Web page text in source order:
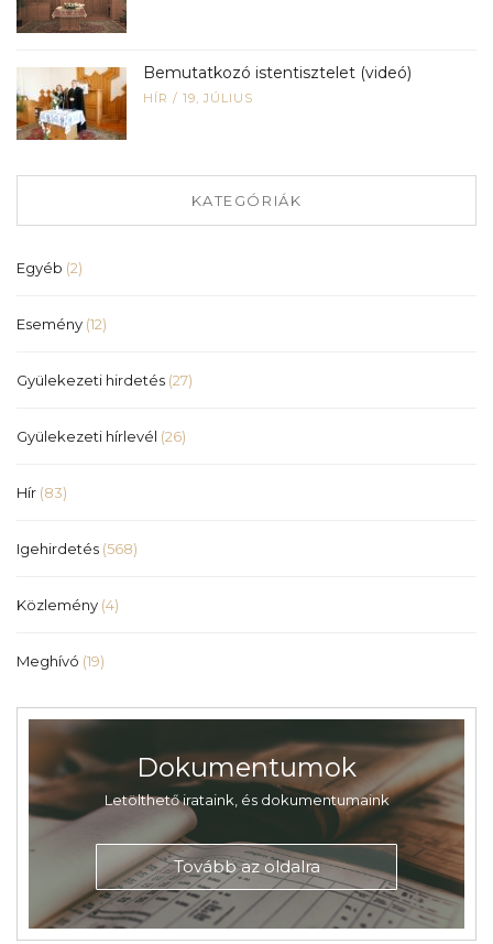
Bemutatkozó istentisztelet (videó)
HÍR / 19, JÚLIUS
KATEGÓRIÁK
Egyéb (2)
Esemény (12)
Gyülekezeti hirdetés (27)
Gyülekezeti hírlevél (26)
Hír (83)
Igehirdetés (568)
Közlemény (4)
Meghívó (19)
Dokumentumok
Letölthető irataink, és dokumentumaink
Tovább az oldalra